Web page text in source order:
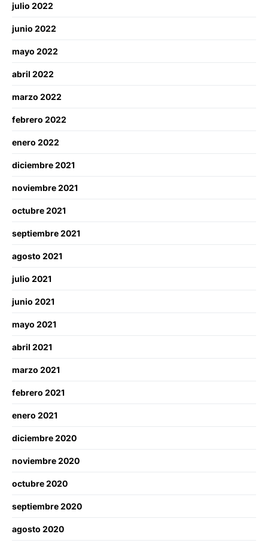
julio 2022
junio 2022
mayo 2022
abril 2022
marzo 2022
febrero 2022
enero 2022
diciembre 2021
noviembre 2021
octubre 2021
septiembre 2021
agosto 2021
julio 2021
junio 2021
mayo 2021
abril 2021
marzo 2021
febrero 2021
enero 2021
diciembre 2020
noviembre 2020
octubre 2020
septiembre 2020
agosto 2020